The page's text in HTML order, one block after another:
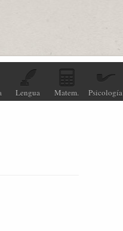
Lengua Matem. Psicología